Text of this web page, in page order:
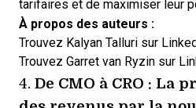
tarifaires et de maximiser leur
À propos des auteurs :
Trouvez Kalyan Talluri sur
Trouvez Garret van Ryzin sur
4. De CMO à CRO : La